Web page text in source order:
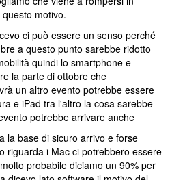
motivo.
ci può essere un senso perché
a questo punto sarebbe ridotto
quindi lo smartphone e
la parte di ottobre che
un altro evento potrebbe essere
e iPad tra l'altro la cosa sarebbe
potrebbe arrivare anche
la base di sicuro arrivo e forse
riguarda i Mac ci potrebbero essere
probabile diciamo un 90% per